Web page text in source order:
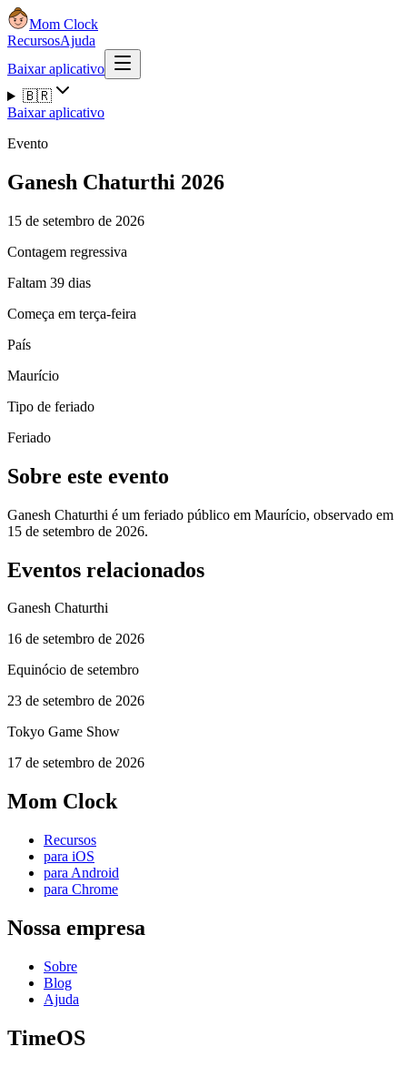
Mom Clock
RecursosAjuda
Baixar aplicativo
🇧🇷
Baixar aplicativo
Evento
Ganesh Chaturthi 2026
15 de setembro de 2026
Contagem regressiva
Faltam 39 dias
Começa em terça-feira
País
Maurício
Tipo de feriado
Feriado
Sobre este evento
Ganesh Chaturthi é um feriado público em Maurício, observado em
15 de setembro de 2026.
Eventos relacionados
Ganesh Chaturthi
16 de setembro de 2026
Equinócio de setembro
23 de setembro de 2026
Tokyo Game Show
17 de setembro de 2026
Mom Clock
Recursos
para iOS
para Android
para Chrome
Nossa empresa
Sobre
Blog
Ajuda
TimeOS